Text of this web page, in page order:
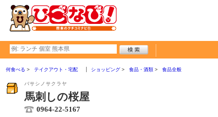
何食べる テイクアウト・宅配 ショッピング 食品・酒類 食品全般
バサシノサクラヤ
馬刺しの桜屋
0964-22-5167